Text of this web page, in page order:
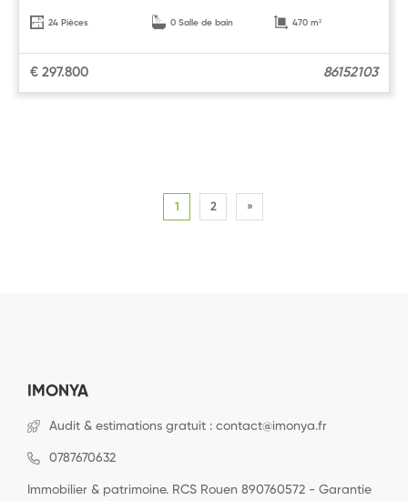
24 Pièces 0 Salle de bain 470 m²
€ 297.800 86152103
1 2 »
IMONYA
Audit & estimations gratuit : contact@imonya.fr
0787670632
Immobilier & patrimoine. RCS Rouen 890760572 - Garantie